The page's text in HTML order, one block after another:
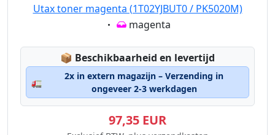
Utax toner magenta (1T02YJBUT0 / PK5020M)
Eigenschaft:
magenta
📦 Lagerstatus:
Beschikbaarheid en levertijd
🚛
2x in extern magazijn – Verzending in
ongeveer 2-3 werkdagen
97,35 EUR